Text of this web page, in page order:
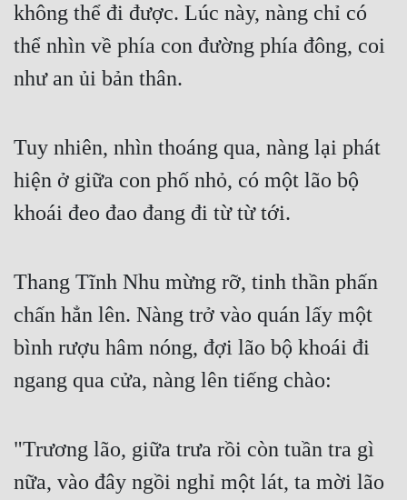
Triều Đấu
Trùng Sinh
Trọng Sinh
Tu Tiên
Tội Phạm
Vô Địch
Xuyên Thư
Điền Văn
không thể đi được. Lúc này, nàng chỉ có
thể nhìn về phía con đường phía đông, coi
như an ủi bản thân.
Tuy nhiên, nhìn thoáng qua, nàng lại phát
hiện ở giữa con phố nhỏ, có một lão bộ
khoái đeo đao đang đi từ từ tới.
Thang Tĩnh Nhu mừng rỡ, tinh thần phấn
chấn hẳn lên. Nàng trở vào quán lấy một
bình rượu hâm nóng, đợi lão bộ khoái đi
ngang qua cửa, nàng lên tiếng chào:
"Trương lão, giữa trưa rồi còn tuần tra gì
nữa, vào đây ngồi nghỉ một lát, ta mời lão